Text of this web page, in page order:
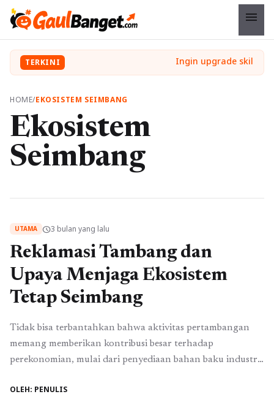
menu
TERKINI
HOME/EKOSISTEM SEIMBANG
Ekosistem
Seimbang
UTAMA schedule3 bulan yang lalu
Reklamasi Tambang dan
Upaya Menjaga Ekosistem
Tetap Seimbang
Tidak bisa terbantahkan bahwa aktivitas pertambangan
memang memberikan kontribusi besar terhadap
perekonomian, mulai dari penyediaan bahan baku industri
sekitar. Namun dibalik manfaat ekonomi tersebut, kegiatan
OLEH: PENULIS